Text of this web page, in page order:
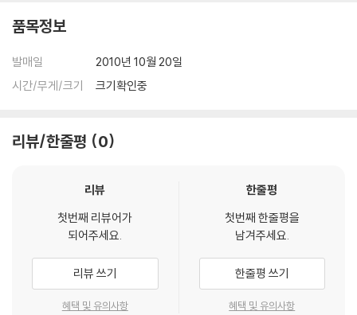
- Tinker Bell: The Lost Treasure
품목정보
발매일
2010년 10월 20일
시간/무게/크기
크기확인중
리뷰/한줄평 0
리뷰
첫번째 리뷰어가
되어주세요.
리뷰 쓰기
혜택 및 유의사항
한줄평
첫번째 한줄평을
남겨주세요.
한줄평 쓰기
혜택 및 유의사항